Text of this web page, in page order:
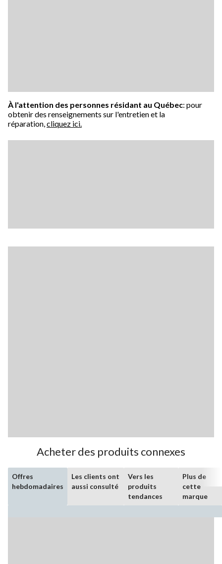
À l'attention des personnes résidant au Québec: pour
obtenir des renseignements sur l'entretien et la
réparation,cliquez ici.
Acheter des produits connexes
Offres
hebdomadaires
Les clients ont
aussi consulté
Vers les
produits
tendances
Plus de
cette
marque